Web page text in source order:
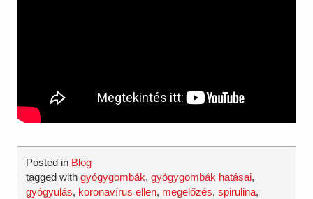
Posted in Blog
tagged withgyógygombák,gyógygombák hatásai,
gyógyulás, koronavírus ellen, megelőzés,spirulina,